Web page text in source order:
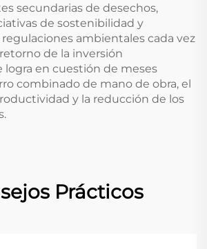
secundarias de desechos,
de sostenibilidad y
ambientales cada vez
de la inversión
logra en cuestión de meses
combinado de mano de obra, el
y la reducción de los
Prácticos